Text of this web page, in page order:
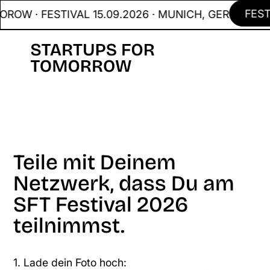
· FESTIVAL 15.09.2026 · MUNICH, GER
Teile mit Deinem
Netzwerk, dass Du am
SFT Festival 2026
teilnimmst.
1. Lade dein Foto hoch: